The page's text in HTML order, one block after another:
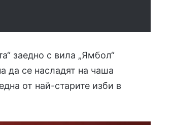
заедно с вила „Ямбол“
да се насладят на чаша
от най-старите изби в